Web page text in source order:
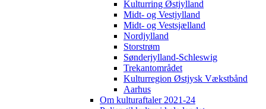
Kulturring Østjylland
Midt- og Vestjylland
Midt- og Vestsjælland
Nordjylland
Storstrøm
Sønderjylland-Schleswig
Trekantområdet
Kulturregion Østjysk Vækstbånd
Aarhus
Om kulturaftaler 2021-24